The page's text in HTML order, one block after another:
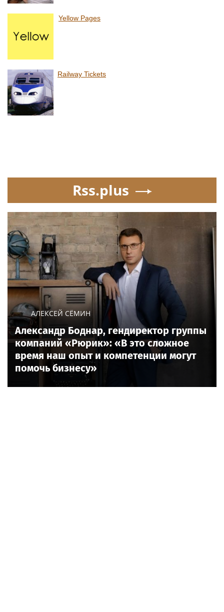
Yellow Pages
Railway Tickets
Rss.plus
АЛЕКСЕЙ СЁМИН
Александр Боднар, гендиректор группы
компаний «Рюрик»: «В это сложное
время наш опыт и компетенции могут
помочь бизнесу»